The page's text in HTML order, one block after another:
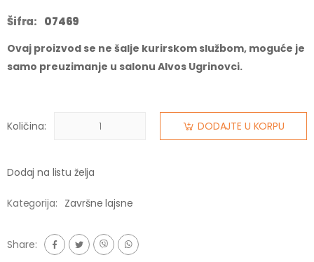
Šifra: 07469
Ovaj proizvod se ne šalje kurirskom službom, moguće je
samo preuzimanje u salonu Alvos Ugrinovci.
Količina: DODAJTE U KORPU
Dodaj na listu želja
Kategorija: Završne lajsne
Share: